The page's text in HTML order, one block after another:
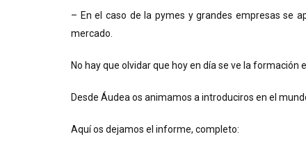
– En el caso de la pymes y grandes empresas se
mercado.
No hay que olvidar que hoy en día se ve la
Desde Áudea os animamos a introduciros en el
Aquí os dejamos el informe, completo: